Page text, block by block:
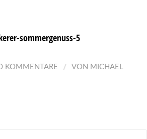
sommergenuss-5
KOMMENTARE / VON MICHAEL